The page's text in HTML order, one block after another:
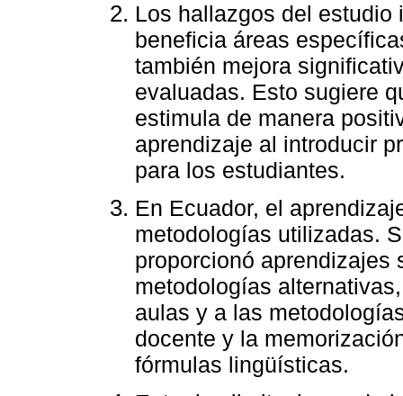
Los hallazgos del
beneficia áreas
también mejora
evaluadas. Esto sugiere
estimula de manera
aprendizaje al introducir
para los estudiantes.
En Ecuador, el
metodologías utilizadas.
proporcionó aprendizajes
metodologías
aulas y a las
docente y la
fórmulas lingüísticas.